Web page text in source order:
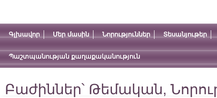
Գլխավոր Մեր մասին Նորություններ Տեսանյութեր
Պաշտպանության քաղաքականություն
Բաժիններ՝ Թեմական,